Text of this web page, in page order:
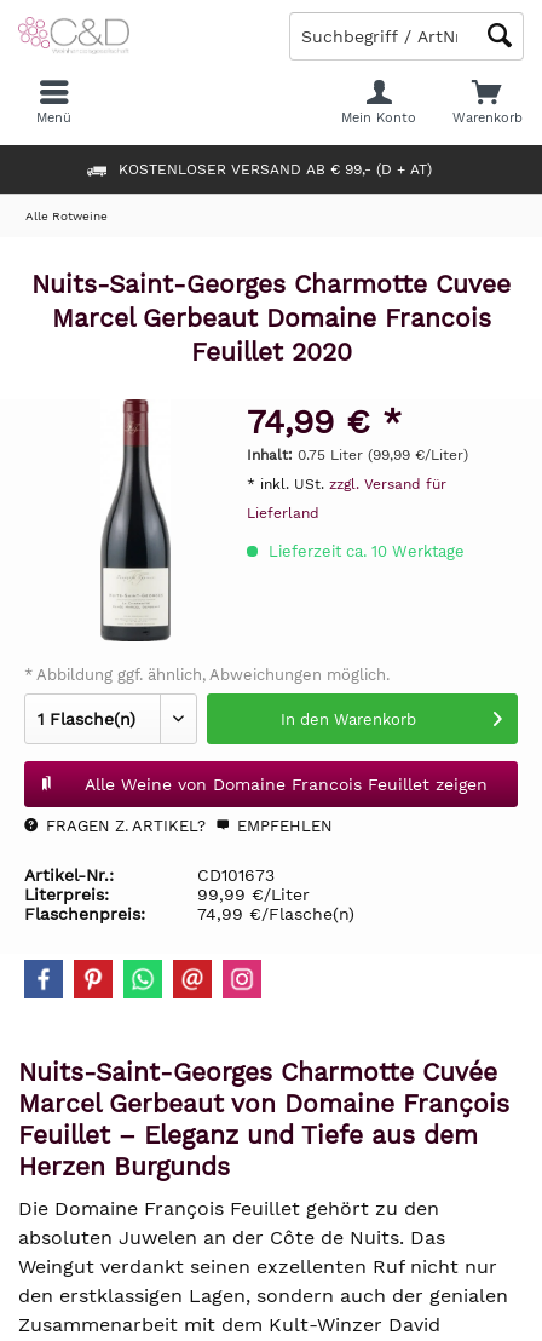
KOSTENLOSER VERSAND AB € 99,- (D + AT)
Warenkorb
Mein Konto
Menü
Alle Rotweine
Nuits-Saint-Georges Charmotte Cuvee
Marcel Gerbeaut Domaine Francois
Feuillet 2020
74,99 € *
Inhalt: 0.75 Liter (99,99 €/Liter)
* inkl. USt. zzgl. Versand für
Lieferland
Lieferzeit ca. 10 Werktage
* Abbildung ggf. ähnlich, Abweichungen möglich.
In den Warenkorb
Alle Weine von Domaine Francois Feuillet zeigen
FRAGEN Z. ARTIKEL? EMPFEHLEN
Artikel-Nr.:
CD101673
Literpreis:
99,99 €/Liter
Flaschenpreis:
74,99 €/Flasche(n)
Nuits-Saint-Georges Charmotte Cuvée
Marcel Gerbeaut von Domaine François
Feuillet – Eleganz und Tiefe aus dem
Herzen Burgunds
Die Domaine François Feuillet gehört zu den
absoluten Juwelen an der Côte de Nuits. Das
Weingut verdankt seinen exzellenten Ruf nicht nur
den erstklassigen Lagen, sondern auch der genialen
Zusammenarbeit mit dem Kult-Winzer David